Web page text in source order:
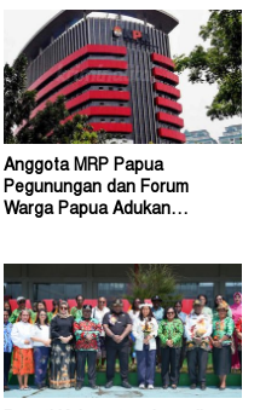
Anggota MRP Papua
Pegunungan dan Forum
Warga Papua Adukan